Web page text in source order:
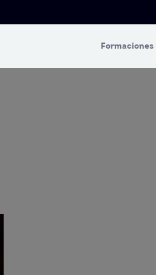
Formaciones